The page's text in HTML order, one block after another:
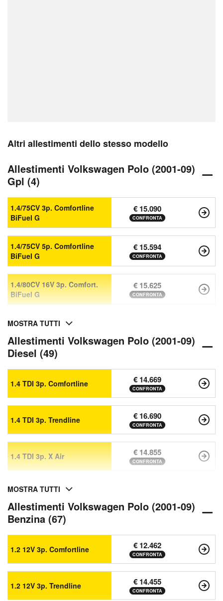
Altri allestimenti dello stesso modello
Allestimenti Volkswagen Polo (2001-09)
Gpl (4)
1.4/75CV 3p. Comfortline
BiFuel G
€ 15.090
CONFRONTA
1.4/75CV 5p. Comfortline
BiFuel G
€ 15.594
CONFRONTA
1.4/80CV 16V 3p. Comfort.
BiFuel G
€ 15.625
CONFRONTA
MOSTRA TUTTI
Allestimenti Volkswagen Polo (2001-09)
Diesel (49)
1.4 TDI 3p. Comfortline € 14.669
CONFRONTA
1.4 TDI 3p. Trendline € 16.690
CONFRONTA
1.4 TDI 3p. X Air € 14.855
CONFRONTA
MOSTRA TUTTI
Allestimenti Volkswagen Polo (2001-09)
Benzina (67)
1.2 12V 3p. Comfortline € 12.462
CONFRONTA
1.2 12V 3p. Trendline € 14.455
CONFRONTA